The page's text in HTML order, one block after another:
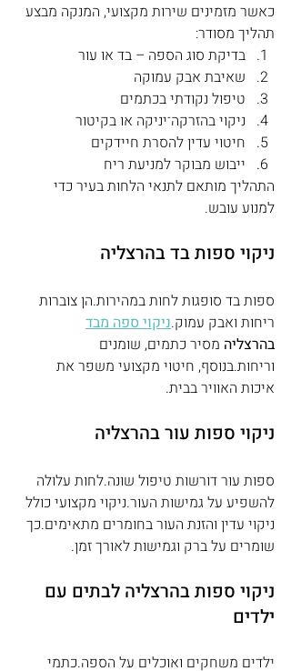
כאשר מזמינים שירות מקצועי, המנקה מבצע
תהליך מסודר:
בדיקת סוג הספה – בד או עור
שאיבת אבק עמוקה
טיפול נקודתי בכתמים
ניקוי בהזרקה־יניקה או בקיטור
חיטוי עדין להסרת חיידקים
ייבוש מבוקר למניעת ריח
התהליך מותאם לתנאי הלחות בעיר כדי
למנוע עובש.
ניקוי ספות בד בהרצליה
ספות בד סופגות לחות במהירות.הן צוברות
ריחות ואבק עמוק.ניקוי ספה מבד
בהרצליה מסיר כתמים, שומנים
וריחות.בנוסף, חיטוי מקצועי משפר את
איכות האוויר בבית.
ניקוי ספות עור בהרצליה
ספות עור דורשות טיפול שונה.לחות עלולה
להשפיע על גמישות העור.ניקוי מקצועי כולל
ניקוי עדין והזנת העור בחומרים מתאימים.כך
שומרים על ברק וגמישות לאורך זמן.
ניקוי ספות בהרצליה לבתים עם
ילדים
ילדים משחקים ואוכלים על הספה.כתמי